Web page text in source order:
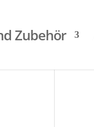
Zubehör